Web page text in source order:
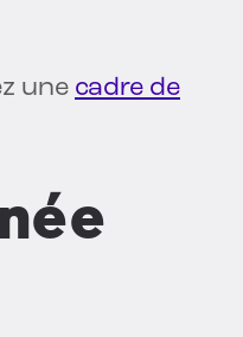
une cadre de